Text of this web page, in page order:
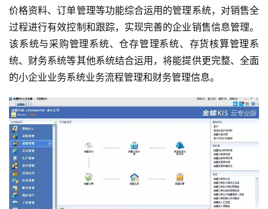
价格资料、订单管理等功能综合运用的管理系统，对销售全
过程进行有效控制和跟踪，实现完善的企业销售信息管理。
该系统与采购管理系统、仓存管理系统、存货核算管理系
统、财务系统等其他系统结合运用，将能提供更完整、全面
的小企业业务系统业务流程管理和财务管理信息。